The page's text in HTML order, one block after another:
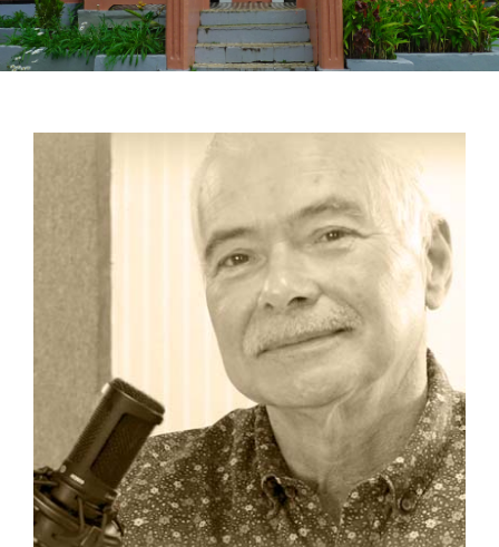
Osvaldo Santiago Robles: defensor de la
cultura y la música típica puertorriqueña